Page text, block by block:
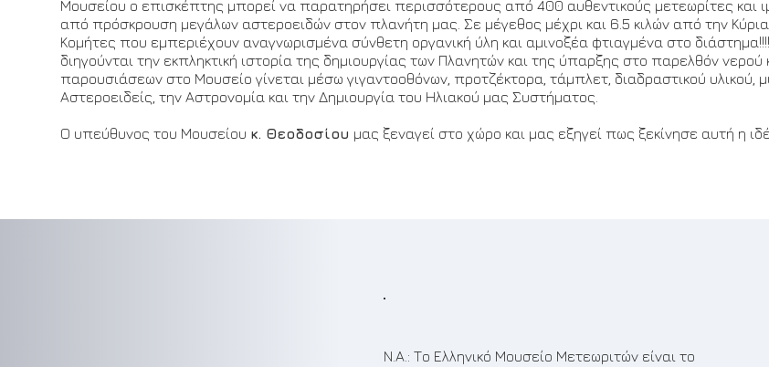
Μουσείου ο επισκέπτης μπορεί να παρατηρήσει περισσότερους από 400 αυθεντικούς μετεωρίτες και
από πρόσκρουση μεγάλων αστεροειδών στον πλανήτη μας. Σε μέγεθος μέχρι και 6.5 κιλών από την
Κομήτες που εμπεριέχουν αναγνωρισμένα σύνθετη οργανική ύλη και αμινοξέα φτιαγμένα στο
διηγούνται την εκπληκτική ιστορία της δημιουργίας των Πλανητών και της ύπαρξης στο παρελθόν
παρουσιάσεων στο Μουσείο γίνεται μέσω γιγαντοοθόνων, προτζέκτορα, τάμπλετ, διαδραστικού υλικού,
Αστεροειδείς, την Αστρονομία και την Δημιουργία του Ηλιακού μας Συστήματος.
Ο υπεύθυνος του Μουσείου κ. Θεοδοσίου μας ξεναγεί στο χώρο και μας εξηγεί πως ξεκίνησε αυτή η
N.A.: Το Ελληνικό Μουσείο Μετεωριτών είναι το